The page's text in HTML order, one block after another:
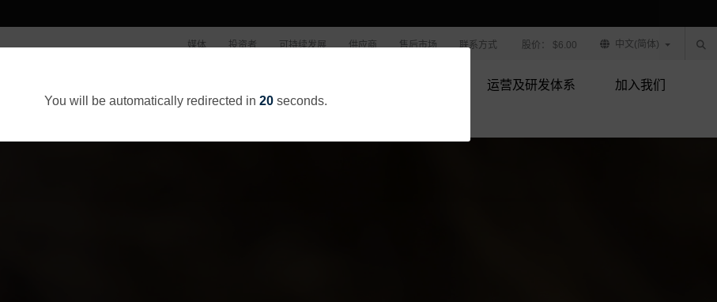
You will be automatically redirected in 20 seconds.
媒体 投资者 可持续发展 供应商 售后市场 联系方式 股价： $6.00 中文(简体)
运营及研发体系 加入我们